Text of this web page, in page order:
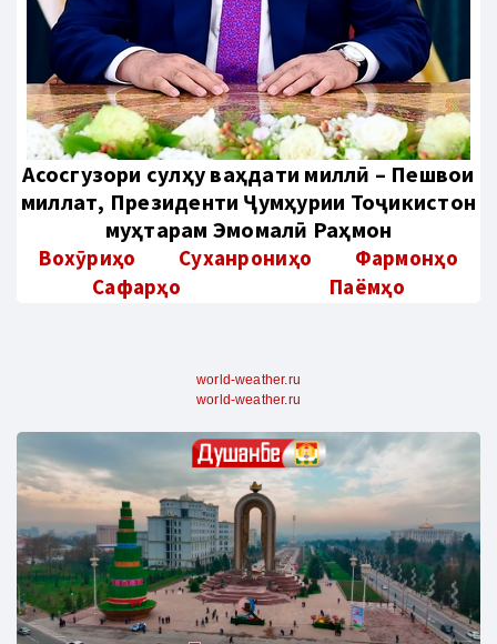
Aсосгузори сулҳу ваҳдати миллӣ – Пешвои
миллат, Президенти Ҷумҳурии Тоҷикистон
муҳтарам Эмомалӣ Раҳмон
Вохӯриҳо Суханрониҳо
Фармонҳо
Сафарҳо
Паёмҳо
world-weather.ru
world-weather.ru